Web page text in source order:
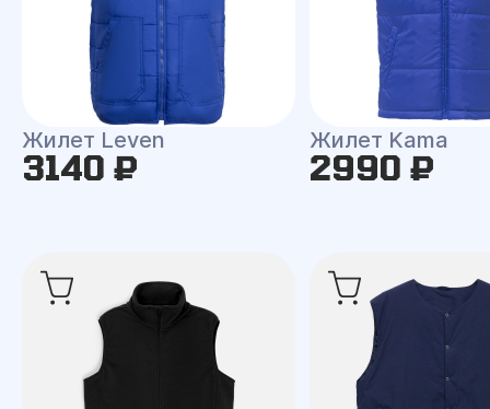
Жилет Leven
3140 ₽
Жилет Kama
2990 ₽